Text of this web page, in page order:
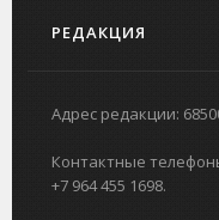
РЕДАКЦИЯ
Адрес редакции:
Контактные
+7 964 455 1698.